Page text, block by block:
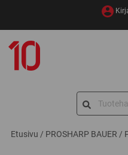
10
Search
Etusivu / PROSHARP BAUER /